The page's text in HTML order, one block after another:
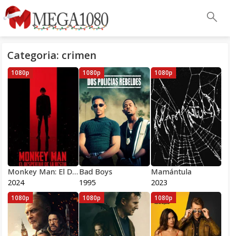
Categoria: crimen
Monkey Man: El Despertar de la Bestia
2024
1080p
Bad Boys
1995
1080p
Mamántula
2023
1080p
1080p 1080p 1080p